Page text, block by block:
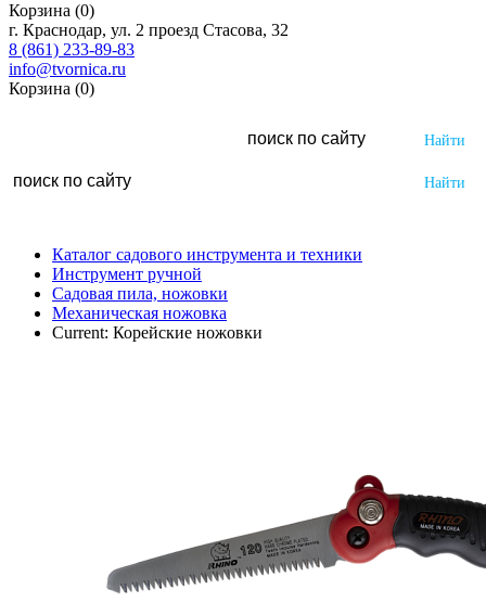
Корзина (0)
г. Краснодар, ул. 2 проезд Стасова, 32
8 (861) 233-89-83
info@tvornica.ru
Корзина (0)
Каталог садового инструмента и техники
Инструмент ручной
Садовая пила, ножовки
Механическая ножовка
Current: Корейские ножовки